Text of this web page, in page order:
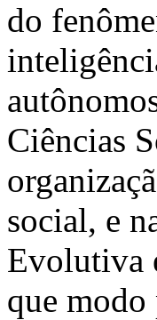
do
Ciências
social, e
Evolutiva
que modo